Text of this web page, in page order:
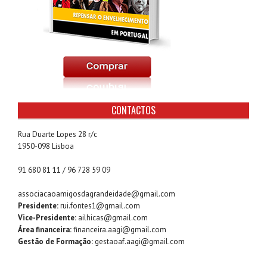
CONTACTOS
Rua Duarte Lopes 28 r/c
1950-098 Lisboa
91 680 81 11 / 96 728 59 09
associacaoamigosdagrandeidade@gmail.com
Presidente:rui.fontes1@gmail.com
Vice-Presidente: ailhicas@gmail.com
Área financeira:financeira.aagi@gmail.com
Gestão de Formação: gestaoaf.aagi@gmail.com